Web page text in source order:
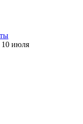
10 июля